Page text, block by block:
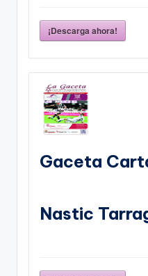
¡Descarga ahora!
Gaceta
Nastic